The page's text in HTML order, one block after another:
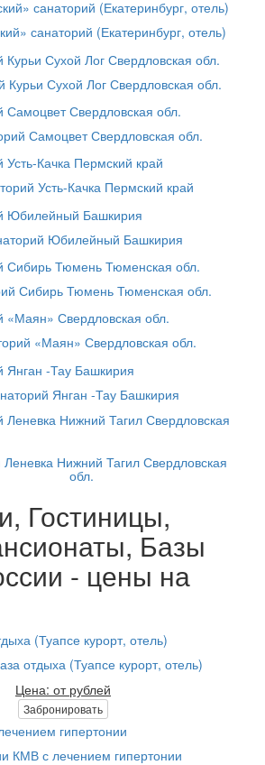
санаторий (Екатеринбург, отель)
Курьи Сухой Лог Свердловская обл.
Самоцвет Свердловская обл.
Усть-Качка Пермский край
Юбилейный Башкирия
Сибирь Тюмень Тюменская обл.
«Маян» Свердловская обл.
Янган -Тау Башкирия
Нижний Тагил Свердловская
обл.
Гостиницы,
Базы
- цены на
отдыха (Туапсе курорт, отель)
Цена: от рублей
Забронировать
КМВ с лечением гипертонии